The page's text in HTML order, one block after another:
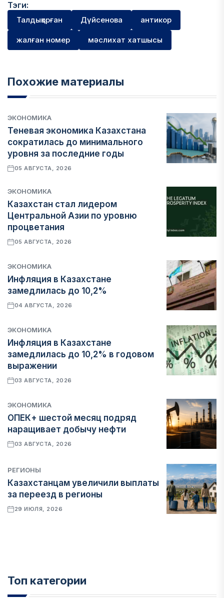
Тэги:
Талдықорған Дүйсенова антикор
жалған номер мәслихат хатшысы
Похожие материалы
ЭКОНОМИКА
Теневая экономика Казахстана
сократилась до минимального
уровня за последние годы
05 АВГУСТА, 2026
ЭКОНОМИКА
Казахстан стал лидером
Центральной Азии по уровню
процветания
05 АВГУСТА, 2026
ЭКОНОМИКА
Инфляция в Казахстане
замедлилась до 10,2%
04 АВГУСТА, 2026
ЭКОНОМИКА
Инфляция в Казахстане
замедлилась до 10,2% в годовом
выражении
03 АВГУСТА, 2026
ЭКОНОМИКА
ОПЕК+ шестой месяц подряд
наращивает добычу нефти
03 АВГУСТА, 2026
РЕГИОНЫ
Казахстанцам увеличили выплаты
за переезд в регионы
29 ИЮЛЯ, 2026
Топ категории